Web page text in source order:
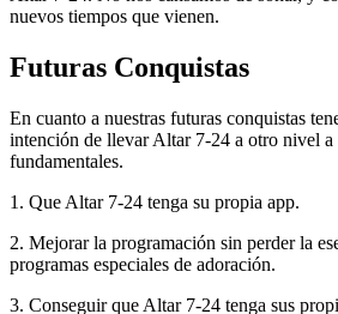
nuevos tiempos que vienen.
Futuras Conquistas
En cuanto a nuestras futuras conquistas
intención de llevar Altar 7-24 a otro nivel a
fundamentales.
1. Que Altar 7-24 tenga su propia app.
2. Mejorar la programación sin perder la
programas especiales de adoración.
3. Conseguir que Altar 7-24 tenga sus